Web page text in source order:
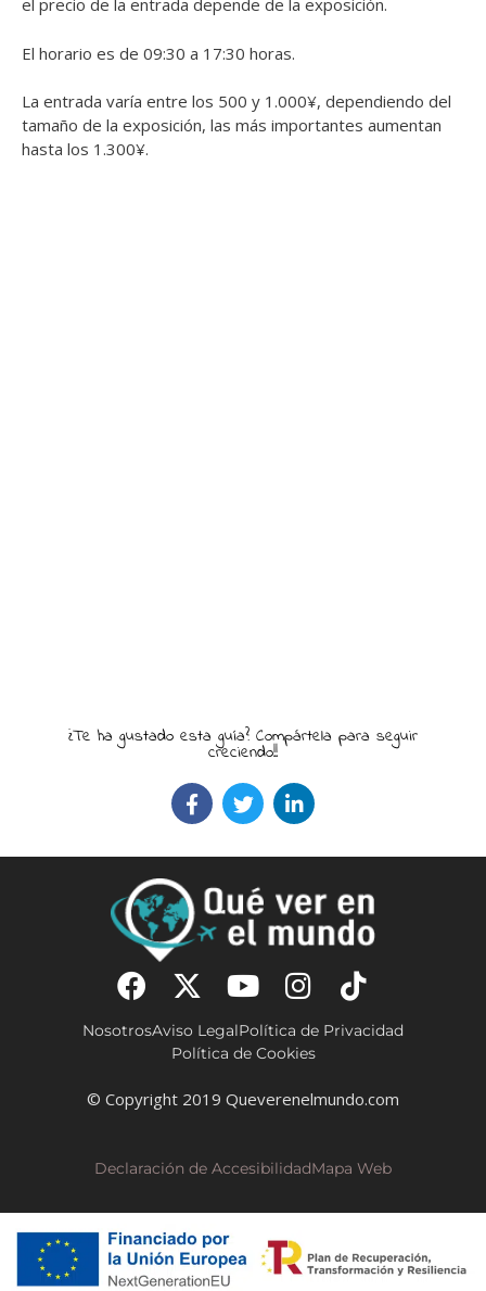
el precio de la entrada depende de la exposición.
El horario es de 09:30 a 17:30 horas.
La entrada varía entre los 500 y 1.000¥, dependiendo del
tamaño de la exposición, las más importantes aumentan
hasta los 1.300¥.
¿Te ha gustado esta guía? Compártela para seguir
creciendo!!
NosotrosAviso LegalPolítica de Privacidad
Política de Cookies
© Copyright 2019 Queverenelmundo.com
Declaración de AccesibilidadMapa Web